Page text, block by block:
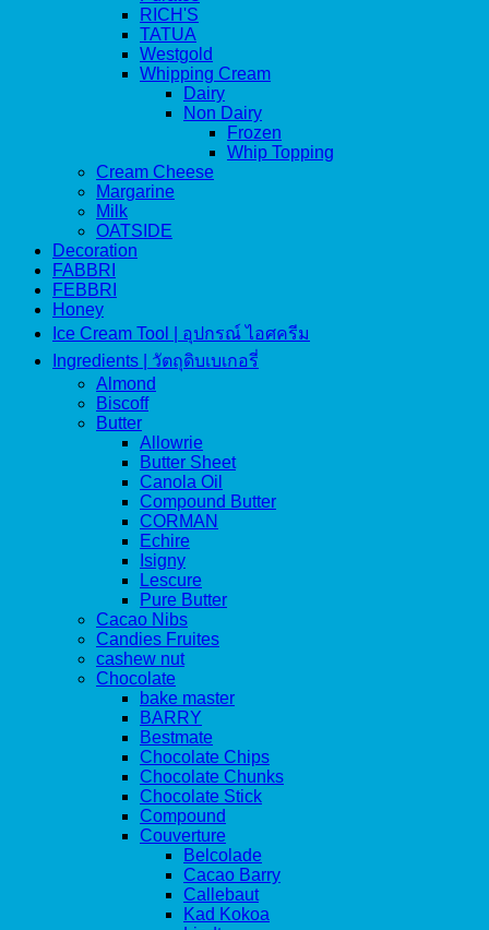
RICH'S
TATUA
Westgold
Whipping Cream
Dairy
Non Dairy
Frozen
Whip Topping
Cream Cheese
Margarine
Milk
OATSIDE
Decoration
FABBRI
FEBBRI
Honey
Ice Cream Tool | อุปกรณ์ ไอศครีม
Ingredients | วัตถุดิบเบเกอรี่
Almond
Biscoff
Butter
Allowrie
Butter Sheet
Canola Oil
Compound Butter
CORMAN
Echire
Isigny
Lescure
Pure Butter
Cacao Nibs
Candies Fruites
cashew nut
Chocolate
bake master
BARRY
Bestmate
Chocolate Chips
Chocolate Chunks
Chocolate Stick
Compound
Couverture
Belcolade
Cacao Barry
Callebaut
Kad Kokoa